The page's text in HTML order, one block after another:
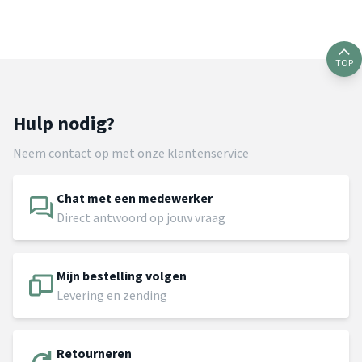
TOP
Hulp nodig?
Neem contact op met onze klantenservice
Chat met een medewerker
Direct antwoord op jouw vraag
Mijn bestelling volgen
Levering en zending
Retourneren